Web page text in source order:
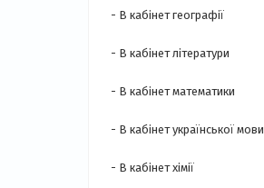
- В кабінет географії
- В кабінет літератури
- В кабінет математики
- В кабінет української мови
- В кабінет хімії